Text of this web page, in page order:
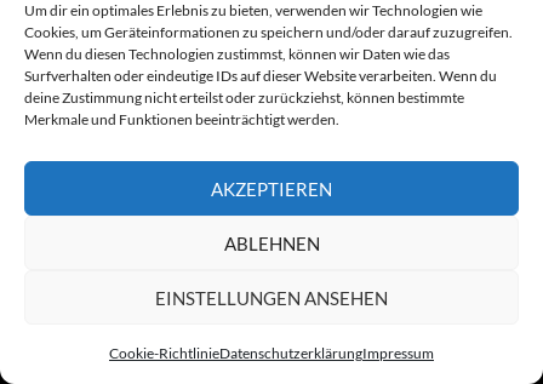
Um dir ein optimales Erlebnis zu bieten, verwenden wir Technologien wie
Cookies, um Geräteinformationen zu speichern und/oder darauf zuzugreifen.
Wenn du diesen Technologien zustimmst, können wir Daten wie das
Surfverhalten oder eindeutige IDs auf dieser Website verarbeiten. Wenn du
deine Zustimmung nicht erteilst oder zurückziehst, können bestimmte
Merkmale und Funktionen beeinträchtigt werden.
AKZEPTIEREN
ABLEHNEN
EINSTELLUNGEN ANSEHEN
Cookie-RichtlinieDatenschutzerklärungImpressum
S&K Gruppe
Schweizer Balkan-Connection
Seligenstädter Kreisel
SILWA Gruppe
Südfinanz-Gruppe
Unister Unternehmensgruppe
Zu und um Boesche Direct
Christian Müller